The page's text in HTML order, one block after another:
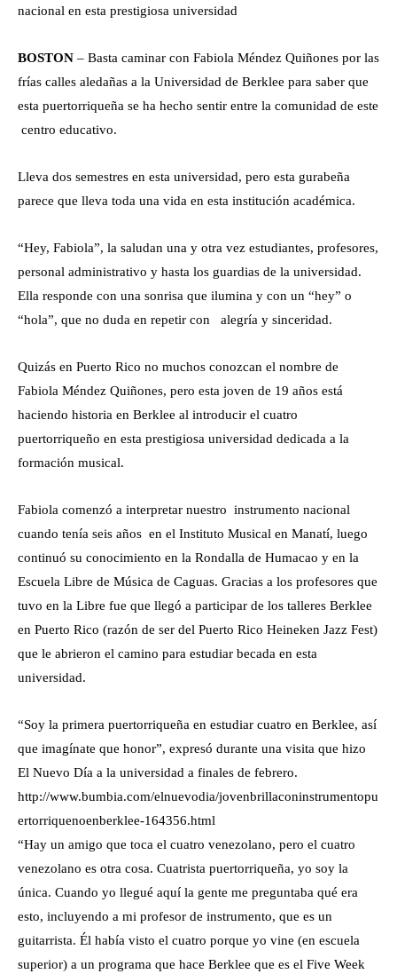
nacional en esta prestigiosa universidad
BOSTON – Basta caminar con Fabiola Méndez Quiñones por las
frías calles aledañas a la Universidad de Berklee para saber que
esta puertorriqueña se ha hecho sentir entre la comunidad de este
centro educativo.
Lleva dos semestres en esta universidad, pero esta gurabeña
parece que lleva toda una vida en esta institución académica.
“Hey, Fabiola”, la saludan una y otra vez estudiantes, profesores,
personal administrativo y hasta los guardias de la universidad.
Ella responde con una sonrisa que ilumina y con un “hey” o
“hola”, que no duda en repetir con alegría y sinceridad.
Quizás en Puerto Rico no muchos conozcan el nombre de
Fabiola Méndez Quiñones, pero esta joven de 19 años está
haciendo historia en Berklee al introducir el cuatro
puertorriqueño en esta prestigiosa universidad dedicada a la
formación musical.
Fabiola comenzó a interpretar nuestro instrumento nacional
cuando tenía seis años en el Instituto Musical en Manatí, luego
continuó su conocimiento en la Rondalla de Humacao y en la
Escuela Libre de Música de Caguas. Gracias a los profesores que
tuvo en la Libre fue que llegó a participar de los talleres Berklee
en Puerto Rico (razón de ser del Puerto Rico Heineken Jazz Fest)
que le abrieron el camino para estudiar becada en esta
universidad.
“Soy la primera puertorriqueña en estudiar cuatro en Berklee, así
que imagínate que honor”, expresó durante una visita que hizo
El Nuevo Día a la universidad a finales de febrero.
http://www.bumbia.com/elnuevodia/jovenbrillaconinstrumentopu
ertorriquenoenberklee-164356.html
“Hay un amigo que toca el cuatro venezolano, pero el cuatro
venezolano es otra cosa. Cuatrista puertorriqueña, yo soy la
única. Cuando yo llegué aquí la gente me preguntaba qué era
esto, incluyendo a mi profesor de instrumento, que es un
guitarrista. Él había visto el cuatro porque yo vine (en escuela
superior) a un programa que hace Berklee que es el Five Week